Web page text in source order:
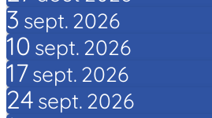
3 sept. 2026
10 sept. 2026
17sept. 2026
24 sept. 2026